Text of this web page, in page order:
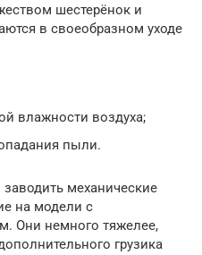
шестерёнок и
в своеобразном уходе
влажности воздуха;
пыли.
механические
на модели с
Они немного тяжелее,
грузика